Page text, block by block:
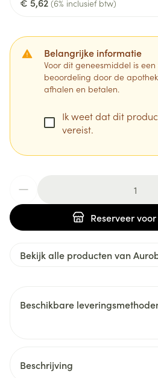
(6% inclusief btw)
Belangrijke informatie
Voor dit geneesmiddel is
beoordeling door de
afhalen en betalen.
Ik weet dat dit
vereist.
Reserveer
Bekijk alle producten van
Beschikbare
Beschrijving